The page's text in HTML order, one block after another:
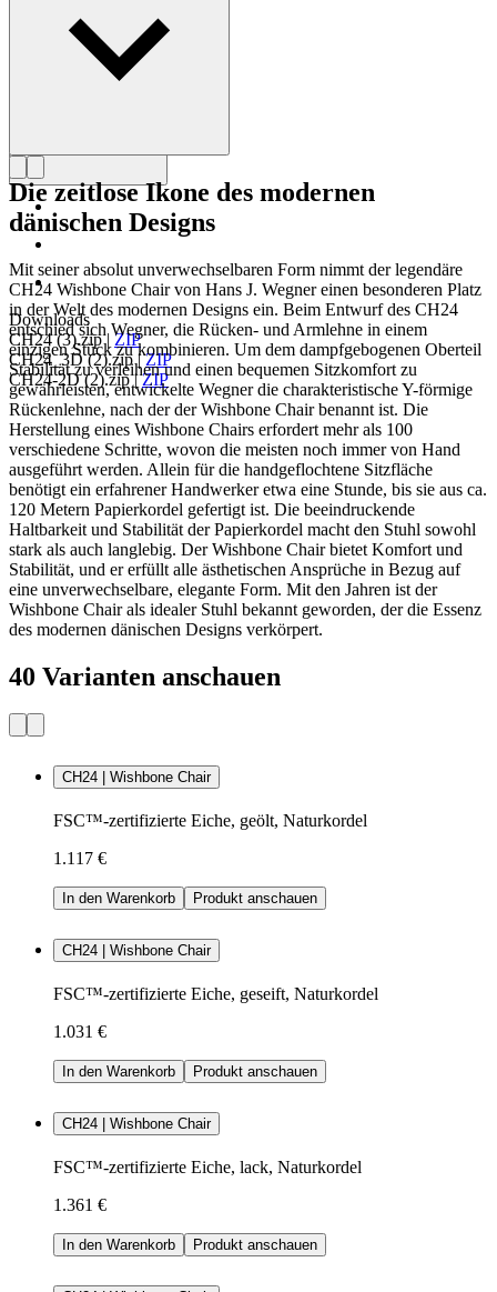
Profil Hans J. Wegner
Downloads
CH24 (3).zip| ZIP
CH24_3D (2).zip|ZIP
CH24-2D (2).zip|ZIP
Die zeitlose Ikone des modernen
dänischen Designs
Mit seiner absolut unverwechselbaren Form nimmt der legendäre
CH24 Wishbone Chair von Hans J. Wegner einen besonderen Platz
in der Welt des modernen Designs ein. Beim Entwurf des CH24
entschied sich Wegner, die Rücken- und Armlehne in einem
einzigen Stück zu kombinieren. Um dem dampfgebogenen Oberteil
Stabilität zu verleihen und einen bequemen Sitzkomfort zu
gewährleisten, entwickelte Wegner die charakteristische Y-förmige
Rückenlehne, nach der der Wishbone Chair benannt ist. Die
Herstellung eines Wishbone Chairs erfordert mehr als 100
verschiedene Schritte, wovon die meisten noch immer von Hand
ausgeführt werden. Allein für die handgeflochtene Sitzfläche
benötigt ein erfahrener Handwerker etwa eine Stunde, bis sie aus ca.
120 Metern Papierkordel gefertigt ist. Die beeindruckende
Haltbarkeit und Stabilität der Papierkordel macht den Stuhl sowohl
stark als auch langlebig. Der Wishbone Chair bietet Komfort und
Stabilität, und er erfüllt alle ästhetischen Ansprüche in Bezug auf
eine unverwechselbare, elegante Form. Mit den Jahren ist der
Wishbone Chair als idealer Stuhl bekannt geworden, der die Essenz
des modernen dänischen Designs verkörpert.
40 Varianten anschauen
CH24 | Wishbone Chair
FSC™-zertifizierte Eiche, geölt, Naturkordel
1.117 €
In den Warenkorb Produkt anschauen
CH24 | Wishbone Chair
FSC™-zertifizierte Eiche, geseift, Naturkordel
1.031 €
In den Warenkorb Produkt anschauen
CH24 | Wishbone Chair
FSC™-zertifizierte Eiche, lack, Naturkordel
1.361 €
In den Warenkorb Produkt anschauen